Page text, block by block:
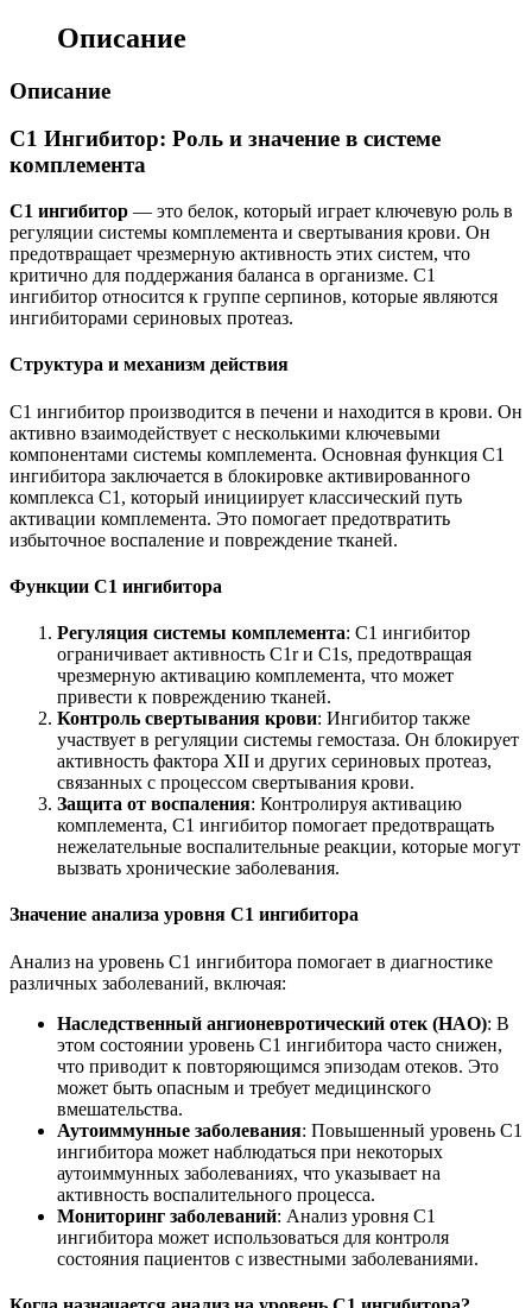
Описание
Описание
С1 Ингибитор: Роль и значение в системе
комплемента
С1 ингибитор — это белок, который играет ключевую роль в
регуляции системы комплемента и свертывания крови. Он
предотвращает чрезмерную активность этих систем, что
критично для поддержания баланса в организме. С1
ингибитор относится к группе серпинов, которые являются
ингибиторами сериновых протеаз.
Структура и механизм действия
С1 ингибитор производится в печени и находится в крови. Он
активно взаимодействует с несколькими ключевыми
компонентами системы комплемента. Основная функция С1
ингибитора заключается в блокировке активированного
комплекса C1, который инициирует классический путь
активации комплемента. Это помогает предотвратить
избыточное воспаление и повреждение тканей.
Функции С1 ингибитора
Регуляция системы комплемента: С1 ингибитор
ограничивает активность C1r и C1s, предотвращая
чрезмерную активацию комплемента, что может
привести к повреждению тканей.
Контроль свертывания крови: Ингибитор также
участвует в регуляции системы гемостаза. Он блокирует
активность фактора XII и других сериновых протеаз,
связанных с процессом свертывания крови.
Защита от воспаления: Контролируя активацию
комплемента, С1 ингибитор помогает предотвращать
нежелательные воспалительные реакции, которые могут
вызвать хронические заболевания.
Значение анализа уровня С1 ингибитора
Анализ на уровень С1 ингибитора помогает в диагностике
различных заболеваний, включая:
Наследственный ангионевротический отек (НАO): В
этом состоянии уровень С1 ингибитора часто снижен,
что приводит к повторяющимся эпизодам отеков. Это
может быть опасным и требует медицинского
вмешательства.
Аутоиммунные заболевания: Повышенный уровень С1
ингибитора может наблюдаться при некоторых
аутоиммунных заболеваниях, что указывает на
активность воспалительного процесса.
Мониторинг заболеваний: Анализ уровня С1
ингибитора может использоваться для контроля
состояния пациентов с известными заболеваниями.